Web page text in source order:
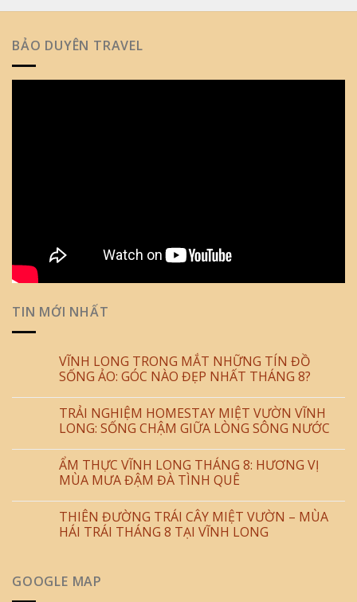
BẢO DUYÊN TRAVEL
TIN MỚI NHẤT
VĨNH LONG TRONG MẮT NHỮNG TÍN ĐỒ
SỐNG ẢO: GÓC NÀO ĐẸP NHẤT THÁNG 8?
TRẢI NGHIỆM HOMESTAY MIỆT VƯỜN VĨNH
LONG: SỐNG CHẬM GIỮA LÒNG SÔNG NƯỚC
ẨM THỰC VĨNH LONG THÁNG 8: HƯƠNG VỊ
MÙA MƯA ĐẬM ĐÀ TÌNH QUÊ
THIÊN ĐƯỜNG TRÁI CÂY MIỆT VƯỜN – MÙA
HÁI TRÁI THÁNG 8 TẠI VĨNH LONG
GOOGLE MAP